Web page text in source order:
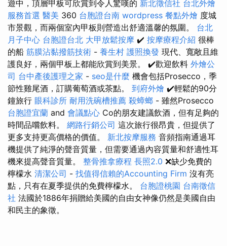
遊中，頂層甲板可欣賞到令人驚嘆的 新北徵信社 台北外燴
服務首選 醫美 360 台胞證台南 wordpress 餐點外燴 度城
市景觀，而兩個室內甲板則營造出舒適溫馨的氛圍。 台北
月子中心 台胞證台北 大甲放鬆按摩 ✔️ 按摩療程介紹 很棒
的船 筋膜沾黏撥筋技術 - 養生村 護照換發 現代、寬敞且維
護良好，兩個甲板上都能欣賞到美景。 ✔️歡迎飲料 外燴公
司 台中產後護理之家 - seo是什麼 機會包括Prosecco，季
節性雞尾酒，訂購葡萄酒或茶點。 到府外燴 ✔️輕鬆的90分
鐘旅行 眼科診所 耐用洗碗槽推薦 殺蟑螂 - 雖然Prosecco
台胞證宜蘭 and 會議點心 Co的朋友建議飲酒，但有足夠的
時間品嚐飲料。 網路行銷公司 這次旅行很昂貴，但提供了
更多支持更高價格的價值。 新北按摩服務 音頻指南通過耳
機提供了純淨的聲音質量，但需要通過內容質量和舒適性耳
機來提高聲音質量。 整骨推拿療程 長照2.0 ❌缺少免費的
檸檬水 清潔公司 - 找值得信賴的Accounting Firm 沒有亮
點，只有在夏季提供的免費檸檬水。 台胞證桃園 台南徵信
社 法國於1886年捐贈給美國的自由女神像仍然是美國自由
和民主的象徵。